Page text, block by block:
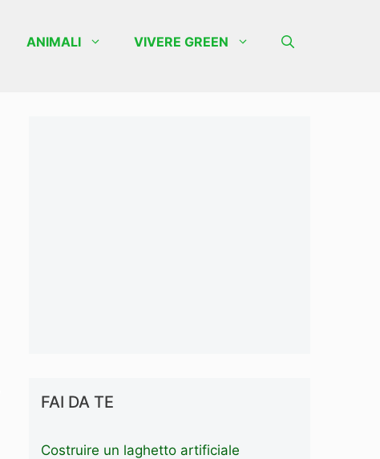
ANIMALI VIVERE GREEN
FAI DA TE
Costruire un laghetto artificiale